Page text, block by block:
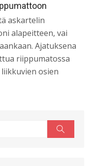
askartelin
alapeitteen, vai
Ajatuksena
riippumatossa
osien